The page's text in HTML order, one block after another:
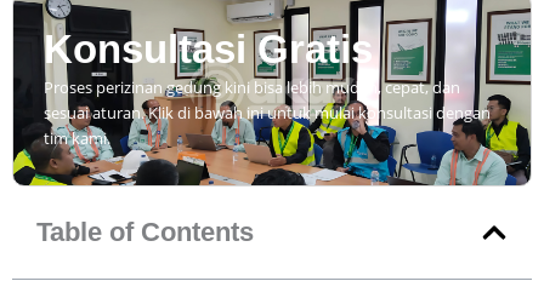
Konsultasi Gratis
Proses perizinan gedung kini bisa lebih mudah, cepat, dan
sesuai aturan. Klik di bawah ini untuk mulai konsultasi dengan
tim kami.
Table of Contents